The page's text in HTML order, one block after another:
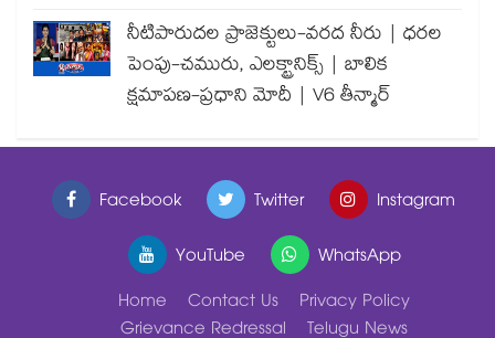
నీటిపారుదల ప్రాజెక్టులు-వరద నీరు | ధరల
పెంపు-చమురు, ఎలక్ట్రానిక్స్ | బాలిక
క్షమాపణ-ప్రధాని మోదీ | V6 తీన్మార్
Facebook Twitter
Instagram
YouTube
WhatsApp
Home
Contact Us
Privacy Policy
Grievance Redressal
Telugu News